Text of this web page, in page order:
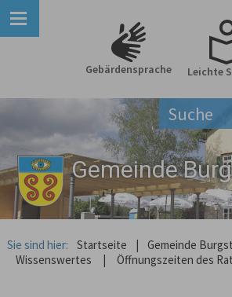
Gebärdensprache Leichte
Gemeinde
Sie sind hier: Startseite | Gemeinde
Wissenswertes
| Öffnungszeiten des